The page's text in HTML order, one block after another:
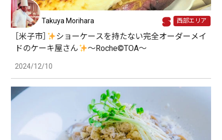
Takuya Morihara 西部エリア
［米子市］
ショーケースを持たない完全オーダーメイ
ドのケーキ屋さん
〜Roche©TOA〜
2024/12/10